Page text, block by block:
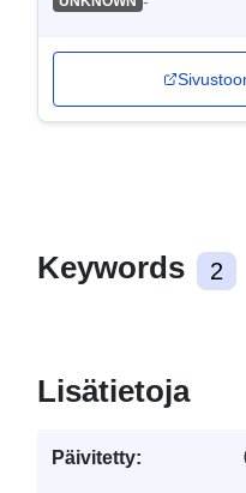
Keywords 2
Lisätietoja
Päivitetty: